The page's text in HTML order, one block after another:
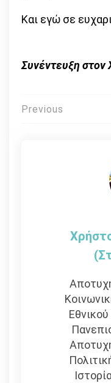
Και εγώ σε
Συνέντευξη στον
Πλοήγηση
Previous